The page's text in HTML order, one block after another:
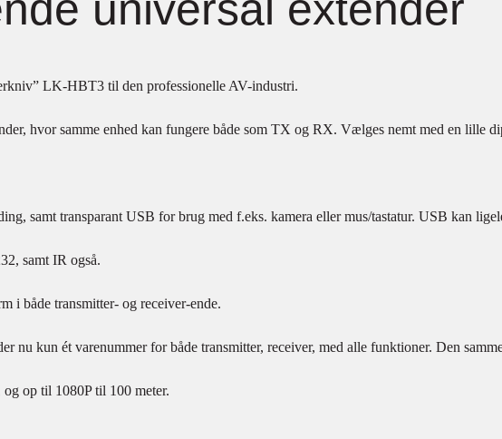
LK-HBT3 til den professionelle AV-industri.
hvor samme enhed kan fungere både som TX og RX. Vælges nemt med en lille
samt transparant USB for brug med f.eks. kamera eller mus/tastatur. USB kan
samt IR også.
i både transmitter- og receiver-ende.
nu kun ét varenummer for både transmitter, receiver, med alle funktioner. Den
op til 1080P til 100 meter.